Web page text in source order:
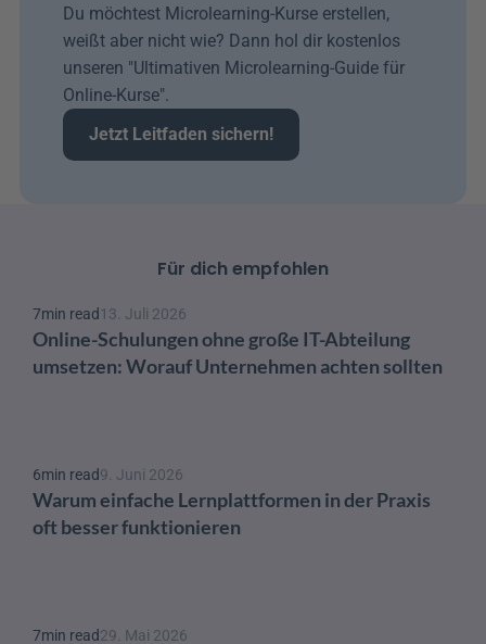
Du möchtest Microlearning-Kurse erstellen,
weißt aber nicht wie? Dann hol dir kostenlos
unseren "Ultimativen Microlearning-Guide für
Online-Kurse".
Jetzt Leitfaden sichern!
Für dich empfohlen
7min read13. Juli 2026
Online-Schulungen ohne große IT-Abteilung
umsetzen: Worauf Unternehmen achten sollten
6min read9. Juni 2026
Warum einfache Lernplattformen in der Praxis
oft besser funktionieren
7min read29. Mai 2026